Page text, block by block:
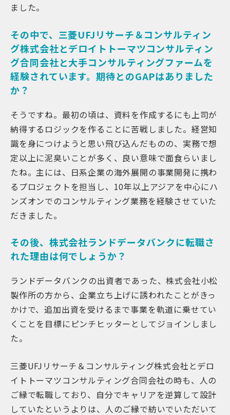
ました。
その中で、三菱UFJリサーチ＆コンサルティン
グ株式会社とデロイトトーマツコンサルティン
グ合同会社と大手コンサルティングファームを
経験されています。期待とのGAPはありました
か？
そうですね。最初の頃は、資料を作成するにも上司が
納得するロジックを作ることに苦戦しました。経営知
識を身につけようと思い飛び込んだものの、実務で想
定以上に泥臭いことが多く、良い意味で面食らいまし
たね。主には、日系企業の海外展開の事業開発に携わ
るプロジェクトを担当し、10年以上アジアを中心にハ
ンズオンでのコンサルティング業務を経験させていた
だきました。
その後、株式会社ランドデータバンクに転職さ
れた理由は何でしょうか？
ランドデータバンクの出資者であった、株式会社小松
製作所の方から、企業立ち上げに誘われたことがきっ
かけで、追加出資を受けるまで事業を軌道に乗せてい
くことを目標にピンチヒッターとしてジョインしまし
た。
三菱UFJリサーチ＆コンサルティング株式会社とデロ
イトトーマツコンサルティング合同会社の時も、人の
ご縁で転職しており、自分でキャリアを逆算して設計
していたというよりは、人のご縁で紡いでいただいて